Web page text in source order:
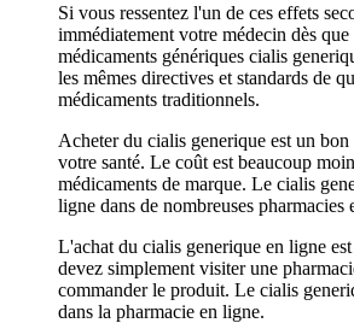
Si vous ressentez l'un de ces effets
immédiatement votre médecin dès
médicaments génériques cialis
les mêmes directives et standards de
médicaments traditionnels.
Acheter du cialis generique est un
votre santé. Le coût est beaucoup
médicaments de marque. Le cialis
ligne dans de nombreuses pharmacies
L'achat du cialis generique en ligne
devez simplement visiter une
commander le produit. Le cialis
dans la pharmacie en ligne.